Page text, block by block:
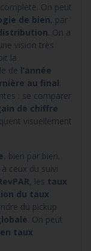
complète. On peut
de bien, par
. On a
vision très
la
de l’année
au final
: se comparer
de chiffre
visuellement
, bien par bien.
à ceux du suivi
, les taux
du taux
du pickup
. On peut
taux